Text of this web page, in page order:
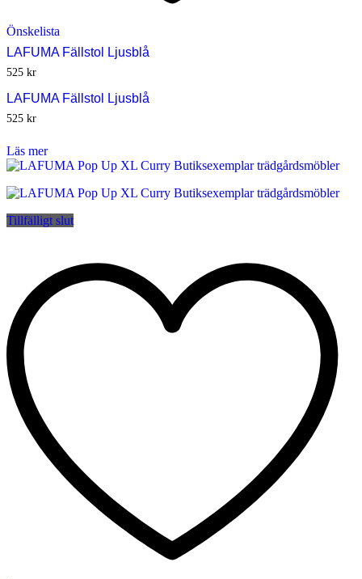
Önskelista
LAFUMA Fällstol Ljusblå
525 kr
LAFUMA Fällstol Ljusblå
525 kr
Läs mer
Tillfälligt slut